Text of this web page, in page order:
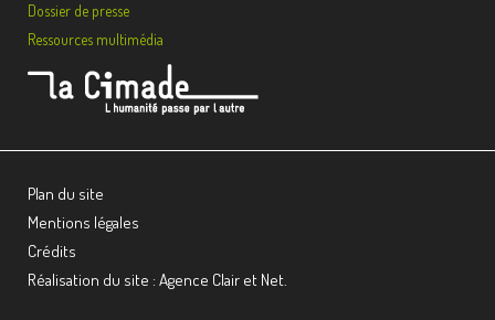
Dossier de presse
Ressources multimédia
Plan du site
Mentions légales
Crédits
Réalisation du site : Agence Clair et Net.